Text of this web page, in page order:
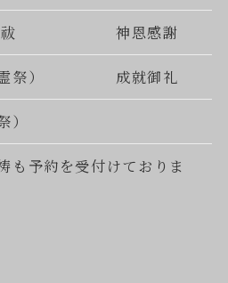
神恩感謝
祭） 成就御礼
も予約を受付けておりま